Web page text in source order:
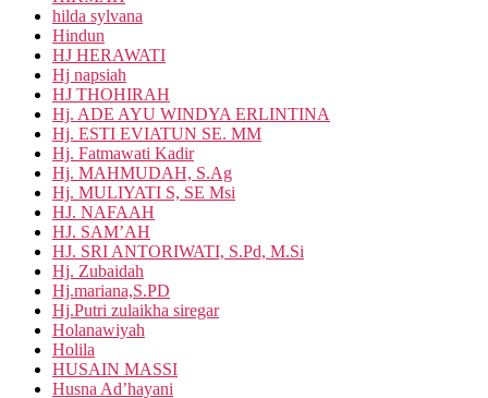
hilda sylvana
Hindun
HJ HERAWATI
Hj napsiah
HJ THOHIRAH
Hj. ADE AYU WINDYA ERLINTINA
Hj. ESTI EVIATUN SE. MM
Hj. Fatmawati Kadir
Hj. MAHMUDAH, S.Ag
Hj. MULIYATI S, SE Msi
HJ. NAFAAH
HJ. SAM’AH
HJ. SRI ANTORIWATI, S.Pd, M.Si
Hj. Zubaidah
Hj.mariana,S.PD
Hj.Putri zulaikha siregar
Holanawiyah
Holila
HUSAIN MASSI
Husna Ad’hayani